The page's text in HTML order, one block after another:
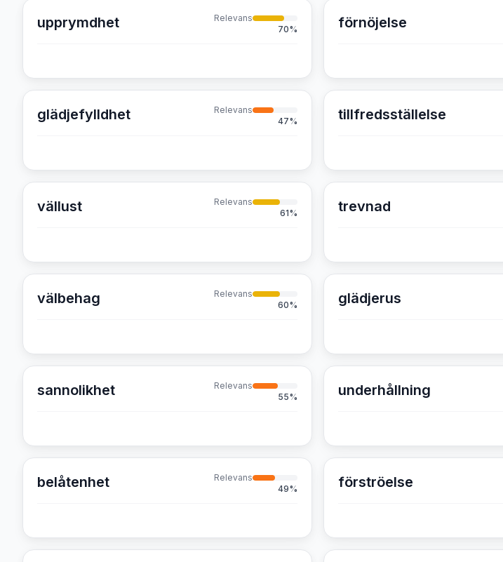
upprymdhet
Relevans
70% förnöjelse
glädjefylldhet
Relevans
47% tillfredsställelse
vällust
Relevans
61% trevnad
välbehag
Relevans
60% glädjerus
sannolikhet
Relevans
55% underhållning
belåtenhet
Relevans
49% förströelse